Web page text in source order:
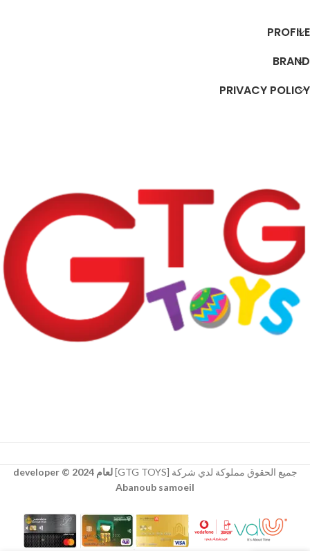
PROFILE
BRAND
PRIVACY POLICY
جميع الحقوق مملوكة لدي شركة [GTG TOYS]
لعام 2024 © developer
Abanoub samoeil